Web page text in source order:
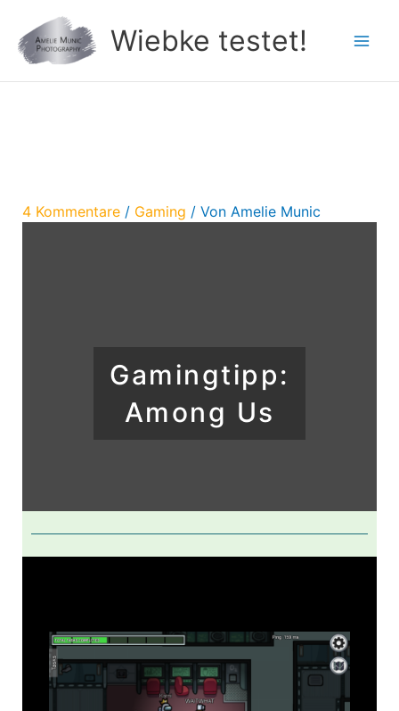
Inhalt
springen
Wiebke testet!
4 Kommentare / Gaming / Von Amelie Munic
Gamingtipp:
Among Us